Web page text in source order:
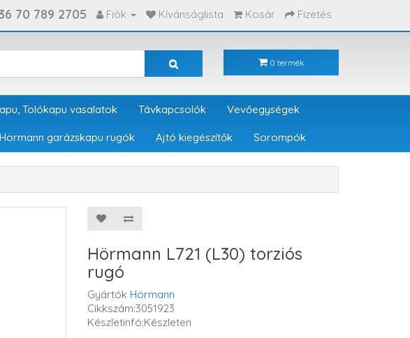
70 789 2705 Fiók Kívánságlista Kosár Fizetés
0 termék
Tolókapu vasalatok Távkapcsolók Vevőegységek
Hörmann garázskapu rugók Ajtó kiegészítők Sorompók
Hörmann L721 (L30) torziós
rugó
Gyártók Hörmann
Cikkszám:3051923
Készletinfó:Készleten